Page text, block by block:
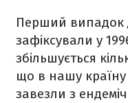
Перший випадок
зафіксували у
збільшується
що в нашу
завезли з